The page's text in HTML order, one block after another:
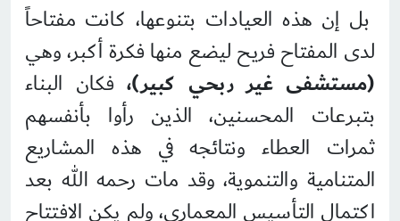
بل إن هذه العيادات بتنوعها، كانت مفتاحاً
لدى المفتاح فريح ليضع منها فكرة أكبر، وهي
(مستشفى غير ربحي كبير)، فكان البناء
بتبرعات المحسنين، الذين رأوا بأنفسهم
ثمرات العطاء ونتائجه في هذه المشاريع
المتنامية والتنموية، وقد مات رحمه الله بعد
اكتمال التأسيس المعماري، ولم يكن الافتتاح